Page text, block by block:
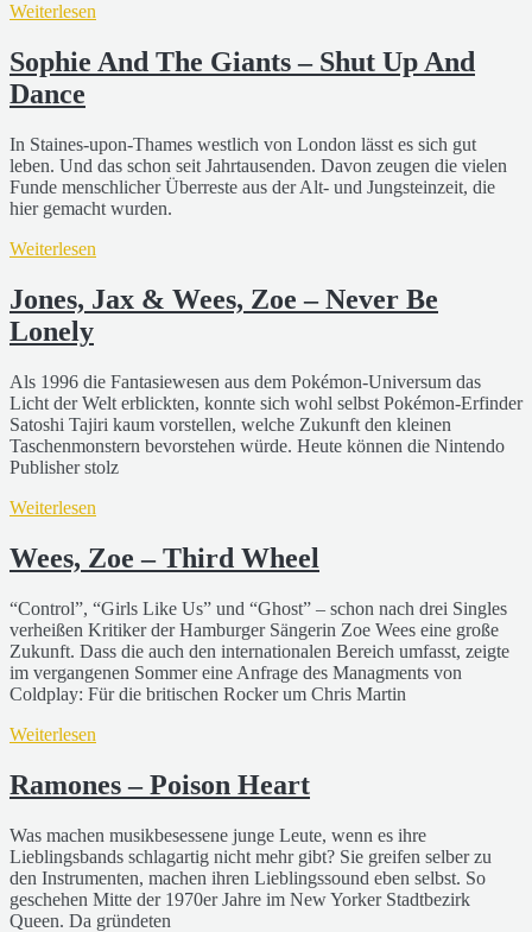
Weiterlesen
Sophie And The Giants – Shut Up And
Dance
In Staines-upon-Thames westlich von London lässt es sich gut
leben. Und das schon seit Jahrtausenden. Davon zeugen die vielen
Funde menschlicher Überreste aus der Alt- und Jungsteinzeit, die
hier gemacht wurden.
Weiterlesen
Jones, Jax & Wees, Zoe – Never Be
Lonely
Als 1996 die Fantasiewesen aus dem Pokémon-Universum das
Licht der Welt erblickten, konnte sich wohl selbst Pokémon-Erfinder
Satoshi Tajiri kaum vorstellen, welche Zukunft den kleinen
Taschenmonstern bevorstehen würde. Heute können die Nintendo
Publisher stolz
Weiterlesen
Wees, Zoe – Third Wheel
“Control”, “Girls Like Us” und “Ghost” – schon nach drei Singles
verheißen Kritiker der Hamburger Sängerin Zoe Wees eine große
Zukunft. Dass die auch den internationalen Bereich umfasst, zeigte
im vergangenen Sommer eine Anfrage des Managments von
Coldplay: Für die britischen Rocker um Chris Martin
Weiterlesen
Ramones – Poison Heart
Was machen musikbesessene junge Leute, wenn es ihre
Lieblingsbands schlagartig nicht mehr gibt? Sie greifen selber zu
den Instrumenten, machen ihren Lieblingssound eben selbst. So
geschehen Mitte der 1970er Jahre im New Yorker Stadtbezirk
Queen. Da gründeten